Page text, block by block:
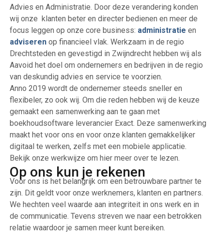
Advies en Administratie. Door deze verandering konden
wij onze klanten beter en directer bedienen en meer de
focus leggen op onze core business: administratie en
adviseren op financieel vlak. Werkzaam in de regio
Drechtsteden en gevestigd in Zwijndrecht hebben wij als
Aavoid het doel om ondernemers en bedrijven in de regio
van deskundig advies en service te voorzien.
Anno 2019 wordt de ondernemer steeds sneller en
flexibeler, zo ook wij. Om die reden hebben wij de keuze
gemaakt een samenwerking aan te gaan met
boekhoudsoftware leverancier Exact. Deze samenwerking
maakt het voor ons en voor onze klanten gemakkelijker
digitaal te werken, zelfs met een mobiele applicatie.
Bekijk onze werkwijze om hier meer over te lezen.
Op ons kun je rekenen
Voor ons is het belangrijk om een betrouwbare partner te
zijn. Dit geldt voor onze werknemers, klanten en partners.
We hechten veel waarde aan integriteit in ons werk en in
de communicatie. Tevens streven we naar een betrokken
relatie waardoor je samen meer kunt bereiken.